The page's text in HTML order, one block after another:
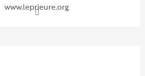
www.leprieure.org